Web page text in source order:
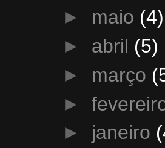
► maio (4)
► abril (5)
► março
►
► janeiro